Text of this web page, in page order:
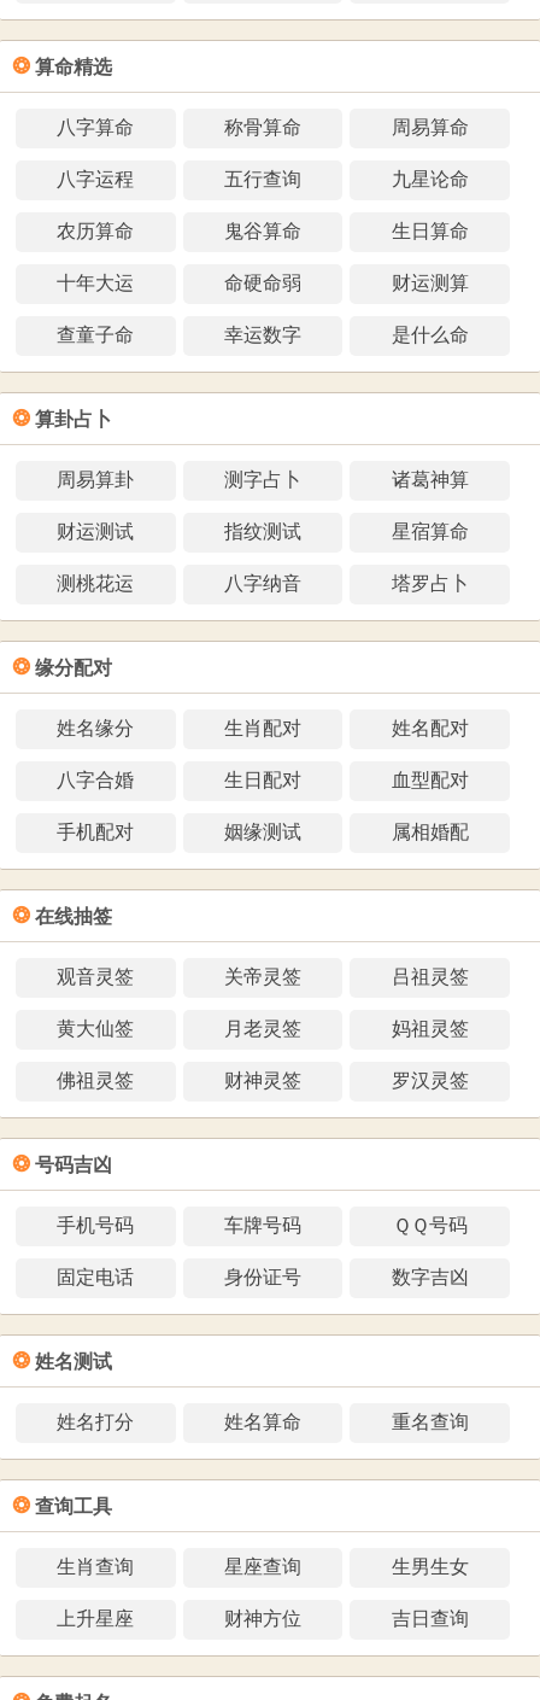
❂ 算命精选
八字算命 称骨算命 周易算命
八字运程 五行查询 九星论命
农历算命 鬼谷算命 生日算命
十年大运 命硬命弱 财运测算
查童子命 幸运数字 是什么命
❂ 算卦占卜
周易算卦 测字占卜 诸葛神算
财运测试 指纹测试 星宿算命
测桃花运 八字纳音 塔罗占卜
❂ 缘分配对
姓名缘分 生肖配对 姓名配对
八字合婚 生日配对 血型配对
手机配对 姻缘测试 属相婚配
❂ 在线抽签
观音灵签 关帝灵签 吕祖灵签
黄大仙签 月老灵签 妈祖灵签
佛祖灵签 财神灵签 罗汉灵签
❂ 号码吉凶
手机号码 车牌号码 ＱＱ号码
固定电话 身份证号 数字吉凶
❂ 姓名测试
姓名打分 姓名算命 重名查询
❂ 查询工具
生肖查询 星座查询 生男生女
上升星座 财神方位 吉日查询